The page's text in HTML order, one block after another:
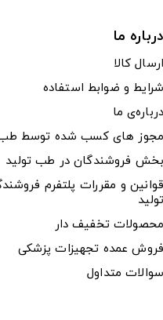
درباره ما
ارسال کالا
شرایط و ضوابط استفاده
درباره‌ی ما
مجوز های کسب شده توسط طب
بخش فروشندگان در طب تولید
قوانین و مقررات پلتفرم
تولید
محصولات تخفیف دار
فروش عمده تجهیزات پزشکی
سوالات متداول